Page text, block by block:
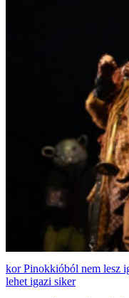
Pinokkióból nem lesz
lehet igazi siker